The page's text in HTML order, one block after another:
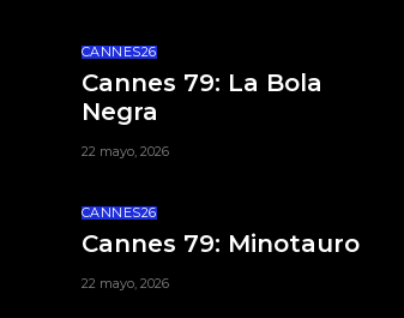
CANNES26
Cannes 79: La Bola
Negra
22 mayo, 2026
CANNES26
Cannes 79: Minotauro
22 mayo, 2026